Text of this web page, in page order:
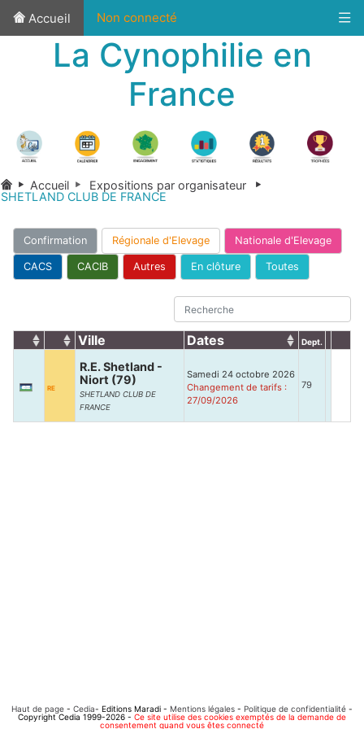
Accueil Non connecté
La Cynophilie en
France
Accueil
Expositions par organisateur
SHETLAND CLUB DE FRANCE
Confirmation Régionale d'Elevage Nationale d'Elevage
CACS CACIB Autres En clôture Toutes
Ville Dates Dept.
RE
R.E. Shetland -
Niort (79)
SHETLAND CLUB DE
FRANCE
Samedi 24 octobre 2026
Changement de tarifs :
27/09/2026
79
Haut de page - Cedia- Editions Maradi - Mentions légales - Politique de confidentialité -
Copyright Cedia 1999-2026 - Ce site utilise des cookies exemptés de la demande de
consentement quand vous êtes connecté